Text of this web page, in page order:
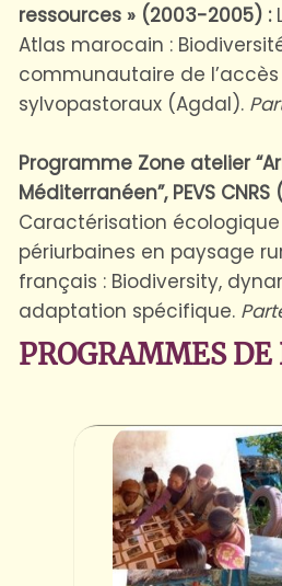
ressources » (2003-2005) :
Atlas marocain :
communautaire de
sylvopastoraux (Agdal).
Programme Zone atelier
Méditerranéen”, PEVS
Caractérisation écologique
périurbaines en paysage
français : Biodiversity,
adaptation spécifique.
PROGRAMMES